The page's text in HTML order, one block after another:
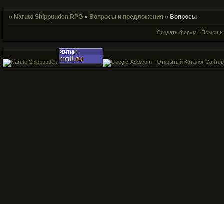
» Naruto Shippuuden RPG » Вопросы и предложения »Вопросы
Создать форум Помощь